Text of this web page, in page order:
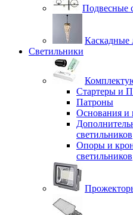
Подвесные
Каскадные
Светильники
Стартеры и
Патроны
Основания и
светильников
Опоры и
светильников